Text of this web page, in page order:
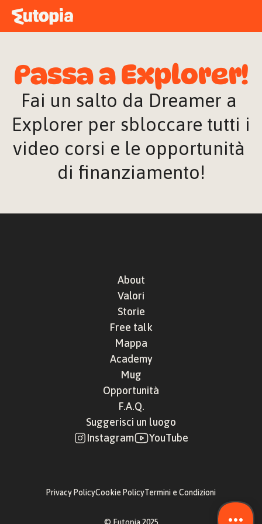
STORIE
FREE TALK
ACCEDI
Passa a Explorer!
Fai un salto da Dreamer a
Explorer per sbloccare tutti i
video corsi e le opportunità
di finanziamento!
About
Valori
Storie
Free talk
Mappa
Academy
Mug
Opportunità
F.A.Q.
Suggerisci un luogo
Instagram
YouTube
Privacy PolicyCookie PolicyTermini e Condizioni